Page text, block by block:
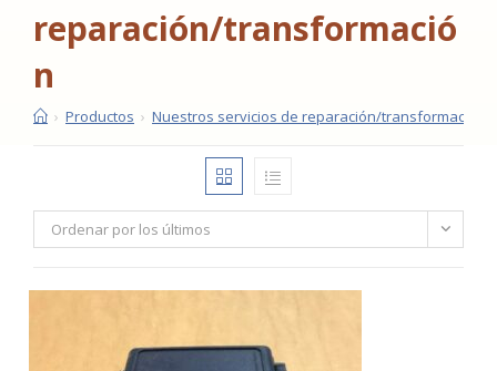
reparación/transformació
n
› Productos › Nuestros servicios de reparación/transformación
Ordenar por los últimos